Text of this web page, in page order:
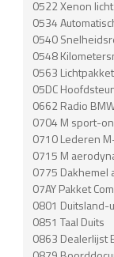
0522 Xenon licht
0534
0540
0548
0563 Lichtpakket
05DC
0662 Radio
0704 M sport-
0710 Lederen
0715 M
0775 Dakhemel
07AY Pakket
0801 Duitsland-
0851 Taal Duits
0863 Dealerlijst